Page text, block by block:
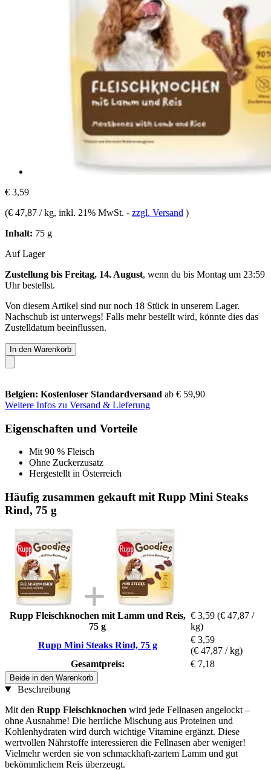
€ 3,59
(€ 47,87 / kg, inkl. 21% MwSt. - zzgl. Versand )
Inhalt: 75 g
Auf Lager
Zustellung bis Freitag, 14. August, wenn du bis Montag um 23:59
Uhrbestellst.
Von diesem Artikel sind nur noch 18 Stück in unserem Lager.
Nachschub ist unterwegs! Falls mehr bestellt wird, könnte dies das
Zustelldatum beeinflussen.
In den Warenkorb
Belgien: Kostenloser Standardversand ab € 59,90
Weitere Infos zu Versand & Lieferung
Eigenschaften und Vorteile
Mit 90 % Fleisch
Ohne Zuckerzusatz
Hergestellt in Österreich
Häufig zusammen gekauft mit Rupp Mini Steaks
Rind, 75 g
Rupp Fleischknochen mit Lamm und Reis,
75 g
€ 3,59 (€ 47,87 /
kg)
Rupp Mini Steaks Rind, 75 g
€ 3,59
(€ 47,87 / kg)
Gesamtpreis:
€ 7,18
Beide in den Warenkorb
Beschreibung
Mit den Rupp Fleischknochen wird jede Fellnasen angelockt –
ohne Ausnahme! Die herrliche Mischung aus Proteinen und
Kohlenhydraten wird durch wichtige Vitamine ergänzt. Diese
wertvollen Nährstoffe interessieren die Fellnasen aber weniger!
Vielmehr werden sie von schmackhaft-zartem Lamm und gut
bekömmlichem Reis überzeugt.